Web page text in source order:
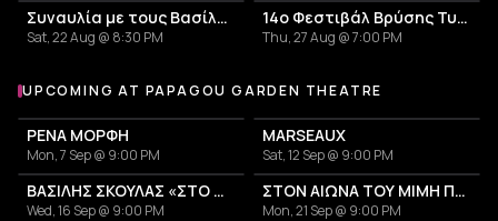
Συναυλία με τους Βασίλη Λέκκα, Δημήτρη Ζερβουδάκη, Βιολέτα Ίκαρη & Σοφία Παπάζογλου - Αφιέρωμα στον Απόστολο Καλδάρα
Sat, 22 Aug @ 8:30 PM
14ο Φεστιβάλ Βρύσης Τυρνάβου 2026
Thu, 27 Aug @ 7:00 PM
More events at Papagou Garden Theatre
UPCOMING AT PAPAGOU GARDEN THEATRE
ΡΕΝΑ ΜΟΡΦΗ
Mon, 7 Sep @ 9:00 PM
MARSEAUX
Sat, 12 Sep @ 9:00 PM
ΒΑΣΙΛΗΣ ΣΚΟΥΛΑΣ «ΣΤΟ ΜΕΤΕΡΙΖΙ ΤΣ' ΑΝΘΡΩΠΙΑΣ»
Wed, 16 Sep @ 9:00 PM
ΣΤΟΝ ΑΙΩΝΑ ΤΟΥ ΜΙΜΗ ΠΛΕΣΣΑ
Mon, 21 Sep @ 9:00 PM